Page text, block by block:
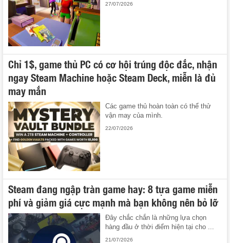
27/07/2026
Chỉ 1$, game thủ PC có cơ hội trúng độc đắc, nhận
ngay Steam Machine hoặc Steam Deck, miễn là đủ
may mắn
Các game thủ hoàn toàn có thể thử
vận may của mình.
22/07/2026
Steam đang ngập tràn game hay: 8 tựa game miễn
phí và giảm giá cực mạnh mà bạn không nên bỏ lỡ
Đây chắc chắn là những lựa chọn
hàng đầu ở thời điểm hiện tại cho ...
21/07/2026